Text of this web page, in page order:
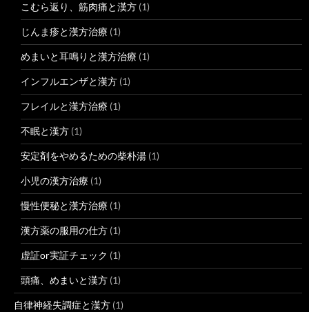
こむら返り、筋肉痛と漢方 (1)
じんま疹と漢方治療 (1)
めまいと耳鳴りと漢方治療 (1)
インフルエンザと漢方 (1)
フレイルと漢方治療 (1)
不眠と漢方 (1)
安定剤をやめるための柴朴湯 (1)
小児の漢方治療 (1)
慢性便秘と漢方治療 (1)
漢方薬の服用の仕方 (1)
虚証or実証チェック (1)
頭痛、めまいと漢方 (1)
自律神経失調症と漢方 (1)